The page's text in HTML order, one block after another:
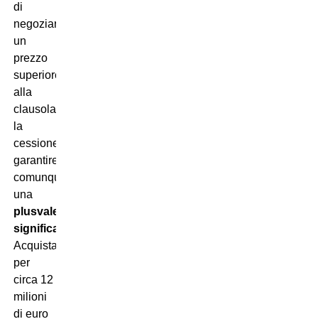
di
negoziare
un
prezzo
superiore
alla
clausola,
la
cessione
garantirebbe
comunque
una
plusvalenza
significativa
Acquistato
per
circa 12
milioni
di euro